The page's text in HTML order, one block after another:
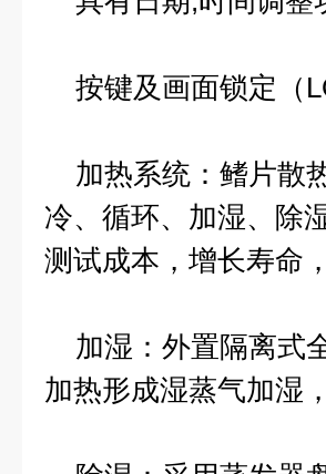
按键及画面锁定（
加热系统：鳍片散
冷、循环、加湿、除
测试成本，增长寿命
加湿：外置隔离式
加热形成湿蒸气加湿